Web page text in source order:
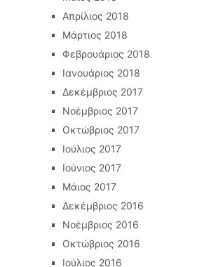
Απρίλιος 2018
Μάρτιος 2018
Φεβρουάριος 2018
Ιανουάριος 2018
Δεκέμβριος 2017
Νοέμβριος 2017
Οκτώβριος 2017
Ιούλιος 2017
Ιούνιος 2017
Μάιος 2017
Δεκέμβριος 2016
Νοέμβριος 2016
Οκτώβριος 2016
Ιούλιος 2016